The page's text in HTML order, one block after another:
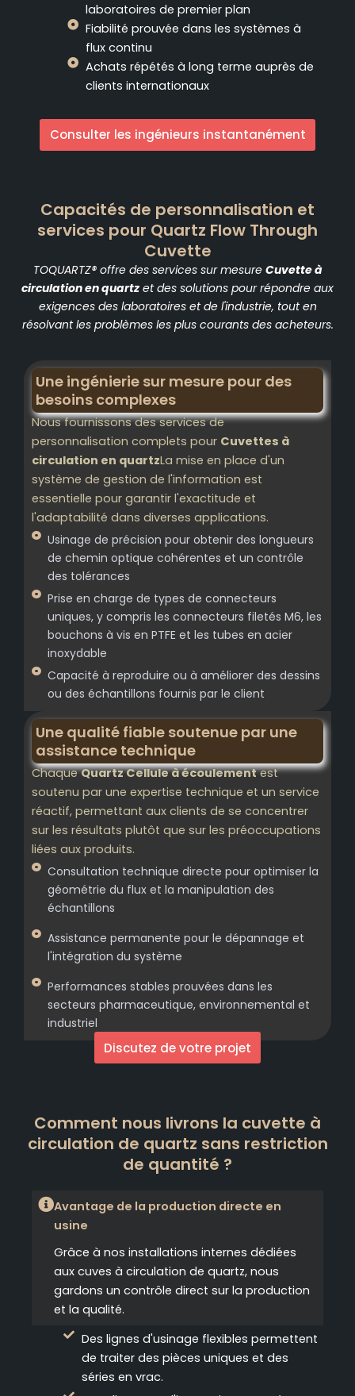
laboratoires de premier plan
Fiabilité prouvée dans les systèmes à
flux continu
Achats répétés à long terme auprès de
clients internationaux
Consulter les ingénieurs instantanément
Capacités de personnalisation et
services pour Quartz Flow Through
Cuvette
TOQUARTZ® offre des services sur mesure Cuvette à
circulation en quartz et des solutions pour répondre aux
exigences des laboratoires et de l'industrie, tout en
résolvant les problèmes les plus courants des acheteurs.
Une ingénierie sur mesure pour des
besoins complexes
Nous fournissons des services de
personnalisation complets pour Cuvettes à
circulation en quartzLa mise en place d'un
système de gestion de l'information est
essentielle pour garantir l'exactitude et
l'adaptabilité dans diverses applications.
Usinage de précision pour obtenir des longueurs
de chemin optique cohérentes et un contrôle
des tolérances
Prise en charge de types de connecteurs
uniques, y compris les connecteurs filetés M6, les
bouchons à vis en PTFE et les tubes en acier
inoxydable
Capacité à reproduire ou à améliorer des dessins
ou des échantillons fournis par le client
Une qualité fiable soutenue par une
assistance technique
ChaqueQuartz Cellule à écoulementest
soutenu par une expertise technique et un service
réactif, permettant aux clients de se concentrer
sur les résultats plutôt que sur les préoccupations
liées aux produits.
Consultation technique directe pour optimiser la
géométrie du flux et la manipulation des
échantillons
Assistance permanente pour le dépannage et
l'intégration du système
Performances stables prouvées dans les
secteurs pharmaceutique, environnemental et
industriel
Discutez de votre projet
Comment nous livrons la cuvette à
circulation de quartz sans restriction
de quantité ?
Avantage de la production directe en
usine
Grâce à nos installations internes dédiées
aux cuves à circulation de quartz, nous
gardons un contrôle direct sur la production
et la qualité.
Des lignes d'usinage flexibles permettent
de traiter des pièces uniques et des
séries en vrac.